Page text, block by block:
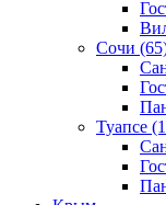
Сочи
Туапсе